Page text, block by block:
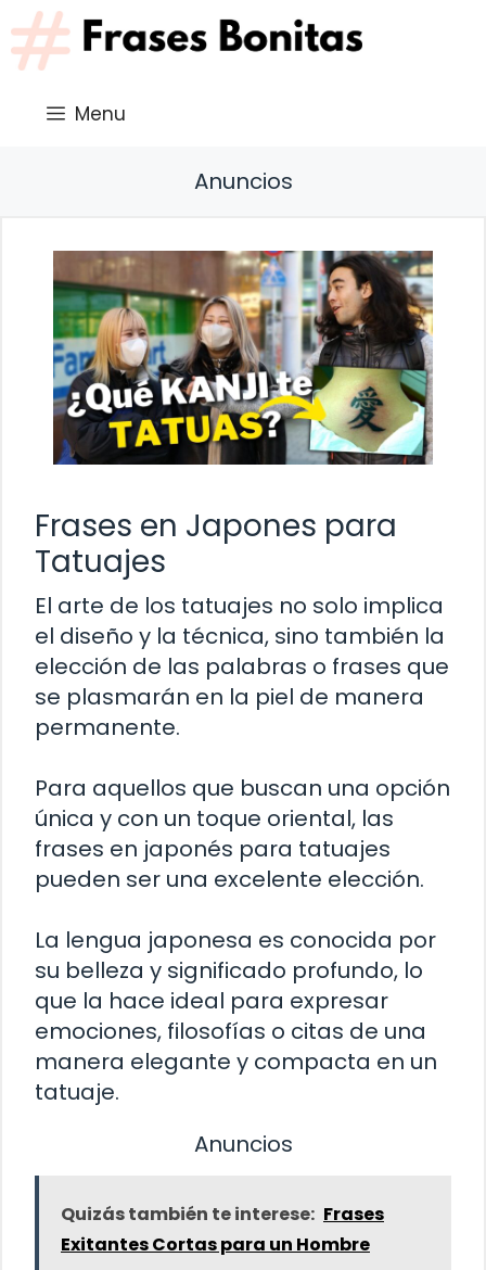
Saltar
al
contenido
Menu
Anuncios
Frases en Japones para
Tatuajes
El arte de los tatuajes no solo implica
el diseño y la técnica, sino también la
elección de las palabras o frases que
se plasmarán en la piel de manera
permanente.
Para aquellos que buscan una opción
única y con un toque oriental, las
frases en japonés para tatuajes
pueden ser una excelente elección.
La lengua japonesa es conocida por
su belleza y significado profundo, lo
que la hace ideal para expresar
emociones, filosofías o citas de una
manera elegante y compacta en un
tatuaje.
Anuncios
Quizás también te interese: Frases
Exitantes Cortas para un Hombre